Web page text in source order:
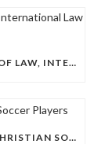
SAINT CATHERINE’S MONASTERY: RULE OF LAW, INTERNATIONAL LAW AND EU–EGYPT RELATIONS
EGYPTIAN DISCRIMINATION AGAINST CHRISTIAN SOCCER PLAYERS